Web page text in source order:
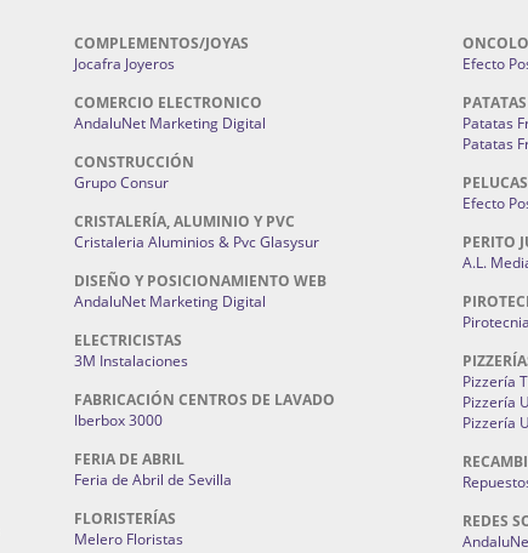
COMPLEMENTOS/JOYAS
Jocafra Joyeros
COMERCIO ELECTRONICO
AndaluNet Marketing Digital
CONSTRUCCIÓN
Grupo Consur
CRISTALERÍA, ALUMINIO Y PVC
Cristaleria Aluminios & Pvc Glasysur
DISEÑO Y POSICIONAMIENTO WEB
AndaluNet Marketing Digital
ELECTRICISTAS
3M Instalaciones
FABRICACIÓN CENTROS DE LAVADO
Iberbox 3000
FERIA DE ABRIL
Feria de Abril de Sevilla
FLORISTERÍAS
Melero Floristas
Efecto
Patatas
Patatas
PELUCAS
Efecto
PERITO
A.L.
Pizzería
Pizzería
Pizzería
REDES